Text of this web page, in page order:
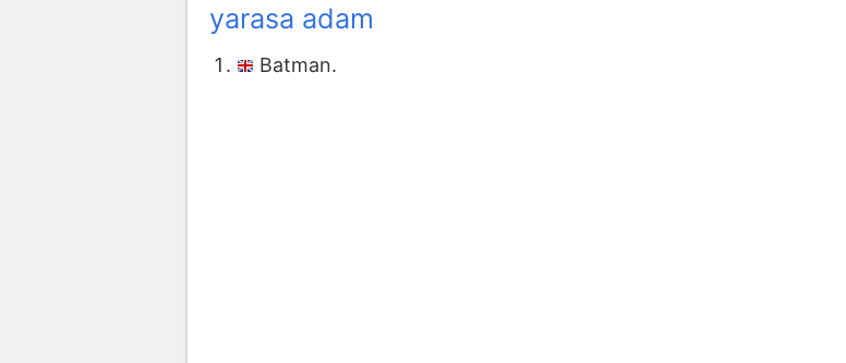
yarasa adam
Batman.